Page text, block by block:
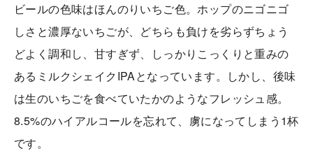
ビールの色味はほんのりいちご色。ホップのニゴニゴ
しさと濃厚ないちごが、どちらも負けを劣らずちょう
どよく調和し、甘すぎず、しっかりこっくりと重みの
あるミルクシェイクIPAとなっています。しかし、後味
は生のいちごを食べていたかのようなフレッシュ感。
8.5%のハイアルコールを忘れて、虜になってしまう1杯
です。